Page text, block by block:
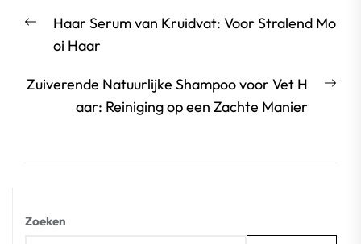
Vorige
bericht:
Haar Serum van Kruidvat: Voor Stralend Mo
oi Haar
Zuiverende Natuurlijke Shampoo voor Vet H
aar: Reiniging op een Zachte Manier
Zoeken